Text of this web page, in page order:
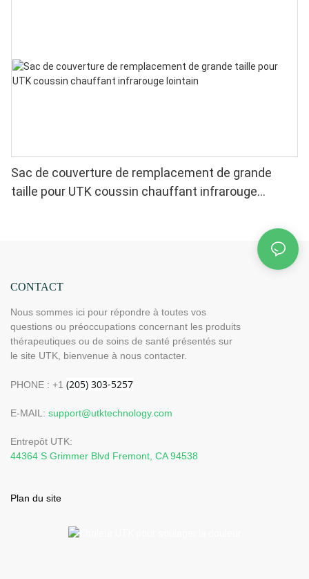
Sac de couverture de remplacement de grande
taille pour UTK coussin chauffant infrarouge
CONTACT
Nous sommes ici pour répondre à toutes vos
questions ou préoccupations concernant les produits
thérapeutiques ou de soins de santé présentés sur
le site UTK, bienvenue à nous contacter.
PHONE : +1
E-MAIL: support@utktechnology.com
Entrepôt UTK:
44364 S Grimmer Blvd Fremont, CA 94538
Plan du site